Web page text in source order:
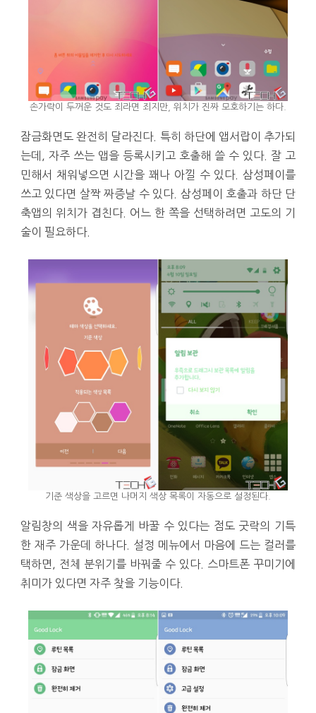
손가락이 두꺼운 것도 죄라면 죄지만, 위치가 진짜 모호하기는 하다.
잠금화면도 완전히 달라진다. 특히 하단에 앱서랍이 추가되
는데, 자주 쓰는 앱을 등록시키고 호출해 쓸 수 있다. 잘 고
민해서 채워넣으면 시간을 꽤나 아낄 수 있다. 삼성페이를
쓰고 있다면 살짝 짜증날 수 있다. 삼성페이 호출과 하단 단
축앱의 위치가 겹친다. 어느 한 쪽을 선택하려면 고도의 기
술이 필요하다.
기준 색상을 고르면 나머지 색상 목록이 자동으로 설정된다.
알림창의 색을 자유롭게 바꿀 수 있다는 점도 굿락의 기특
한 재주 가운데 하나다. 설정 메뉴에서 마음에 드는 컬러를
택하면, 전체 분위기를 바꿔줄 수 있다. 스마트폰 꾸미기에
취미가 있다면 자주 찾을 기능이다.